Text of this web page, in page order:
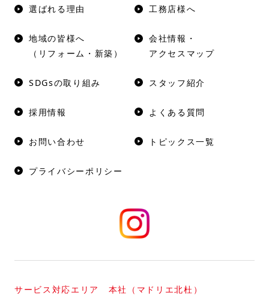
選ばれる理由 工務店様へ
地域の皆様へ
（リフォーム・新築）
会社情報・
アクセスマップ
SDGsの取り組み スタッフ紹介
採用情報 よくある質問
お問い合わせ トピックス一覧
プライバシーポリシー
サービス対応エリア 本社（マドリエ北杜）